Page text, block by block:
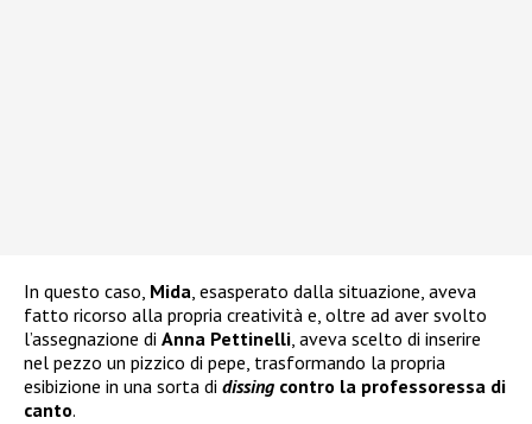
In questo caso, Mida, esasperato dalla situazione, aveva
fatto ricorso alla propria creatività e, oltre ad aver svolto
l’assegnazione di Anna Pettinelli, aveva scelto di inserire
nel pezzo un pizzico di pepe, trasformando la propria
esibizione in una sorta di dissing contro la professoressa di
canto.